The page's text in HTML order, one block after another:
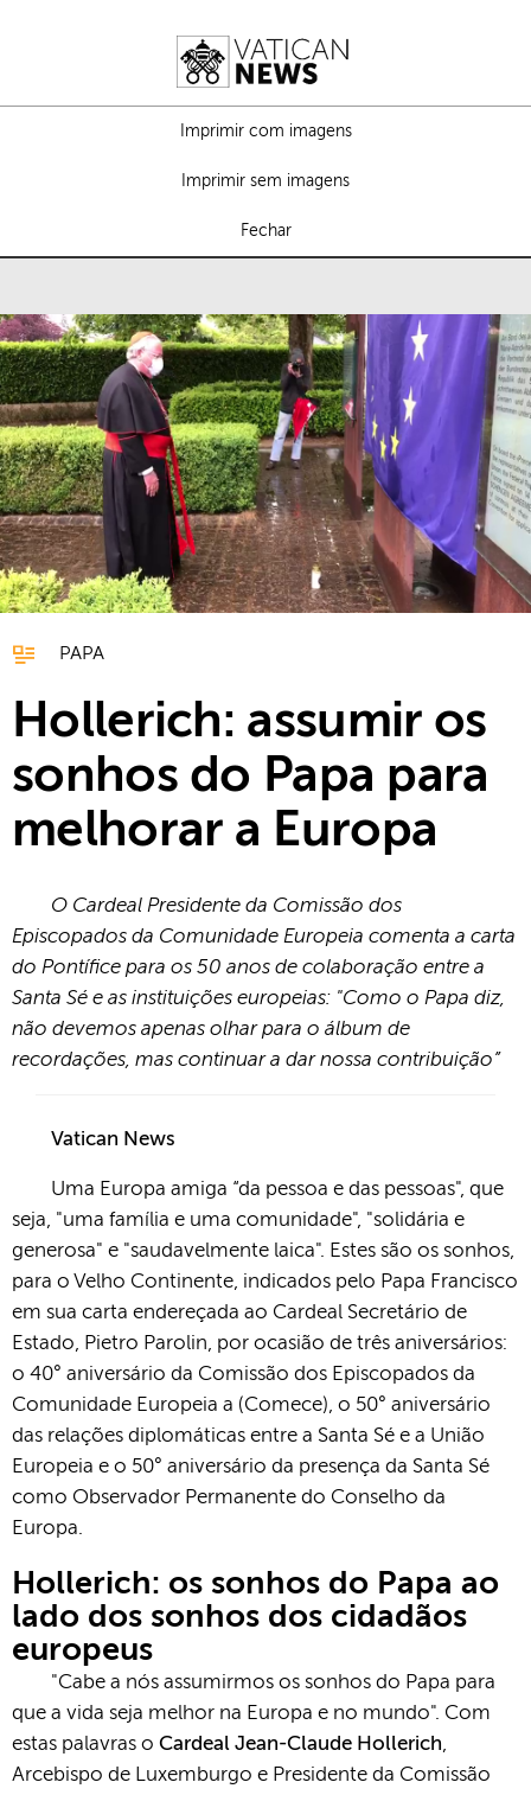
Imprimir com imagens
Imprimir sem imagens
Fechar
PAPA
Hollerich: assumir os
sonhos do Papa para
melhorar a Europa
O Cardeal Presidente da Comissão dos
Episcopados da Comunidade Europeia comenta a carta
do Pontífice para os 50 anos de colaboração entre a
Santa Sé e as instituições europeias: "Como o Papa diz,
não devemos apenas olhar para o álbum de
recordações, mas continuar a dar nossa contribuição”
Vatican News
Uma Europa amiga “da pessoa e das pessoas", que
seja, "uma família e uma comunidade", "solidária e
generosa" e "saudavelmente laica". Estes são os sonhos,
para o Velho Continente, indicados pelo Papa Francisco
em sua carta endereçada ao Cardeal Secretário de
Estado, Pietro Parolin, por ocasião de três aniversários:
o 40° aniversário da Comissão dos Episcopados da
Comunidade Europeia a (Comece), o 50° aniversário
das relações diplomáticas entre a Santa Sé e a União
Europeia e o 50° aniversário da presença da Santa Sé
como Observador Permanente do Conselho da
Europa.
Hollerich: os sonhos do Papa ao
lado dos sonhos dos cidadãos
europeus
"Cabe a nós assumirmos os sonhos do Papa para
que a vida seja melhor na Europa e no mundo". Com
estas palavras o Cardeal Jean-Claude Hollerich,
Arcebispo de Luxemburgo e Presidente da Comissão